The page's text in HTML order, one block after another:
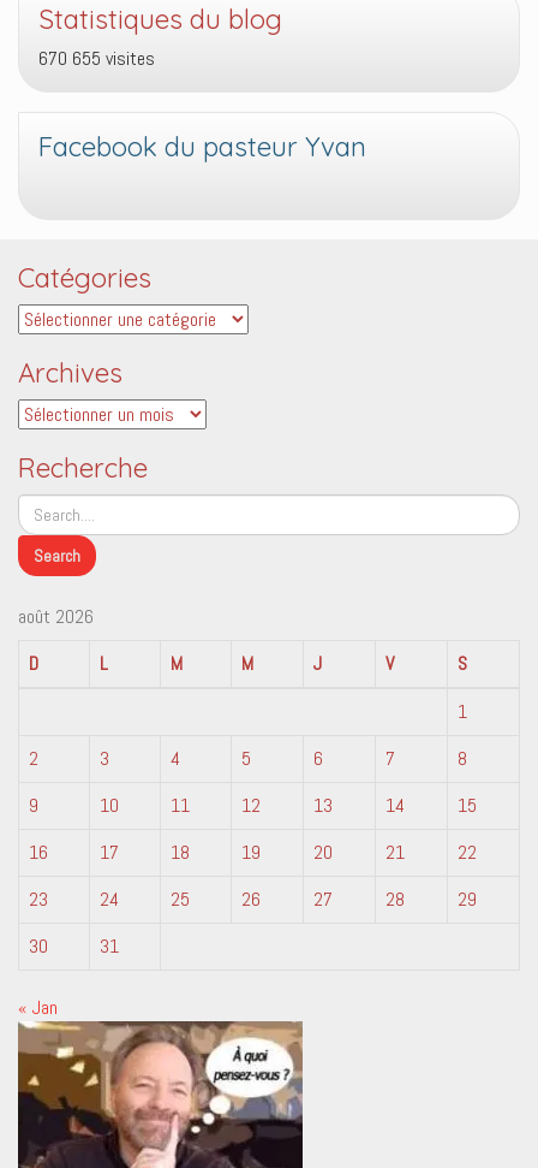
Statistiques du blog
670 655 visites
Facebook du pasteur Yvan
Catégories
Catégories
Archives
Archives
Recherche
août 2026
D
L M M J V
S
1
2
3 4 5 6 7
8
9
10 11 12 13 14
15
16
17 18 19 20 21
22
23
24 25 26 27 28
29
30
31
« Jan